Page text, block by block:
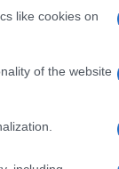
like cookies on
of the website
18,